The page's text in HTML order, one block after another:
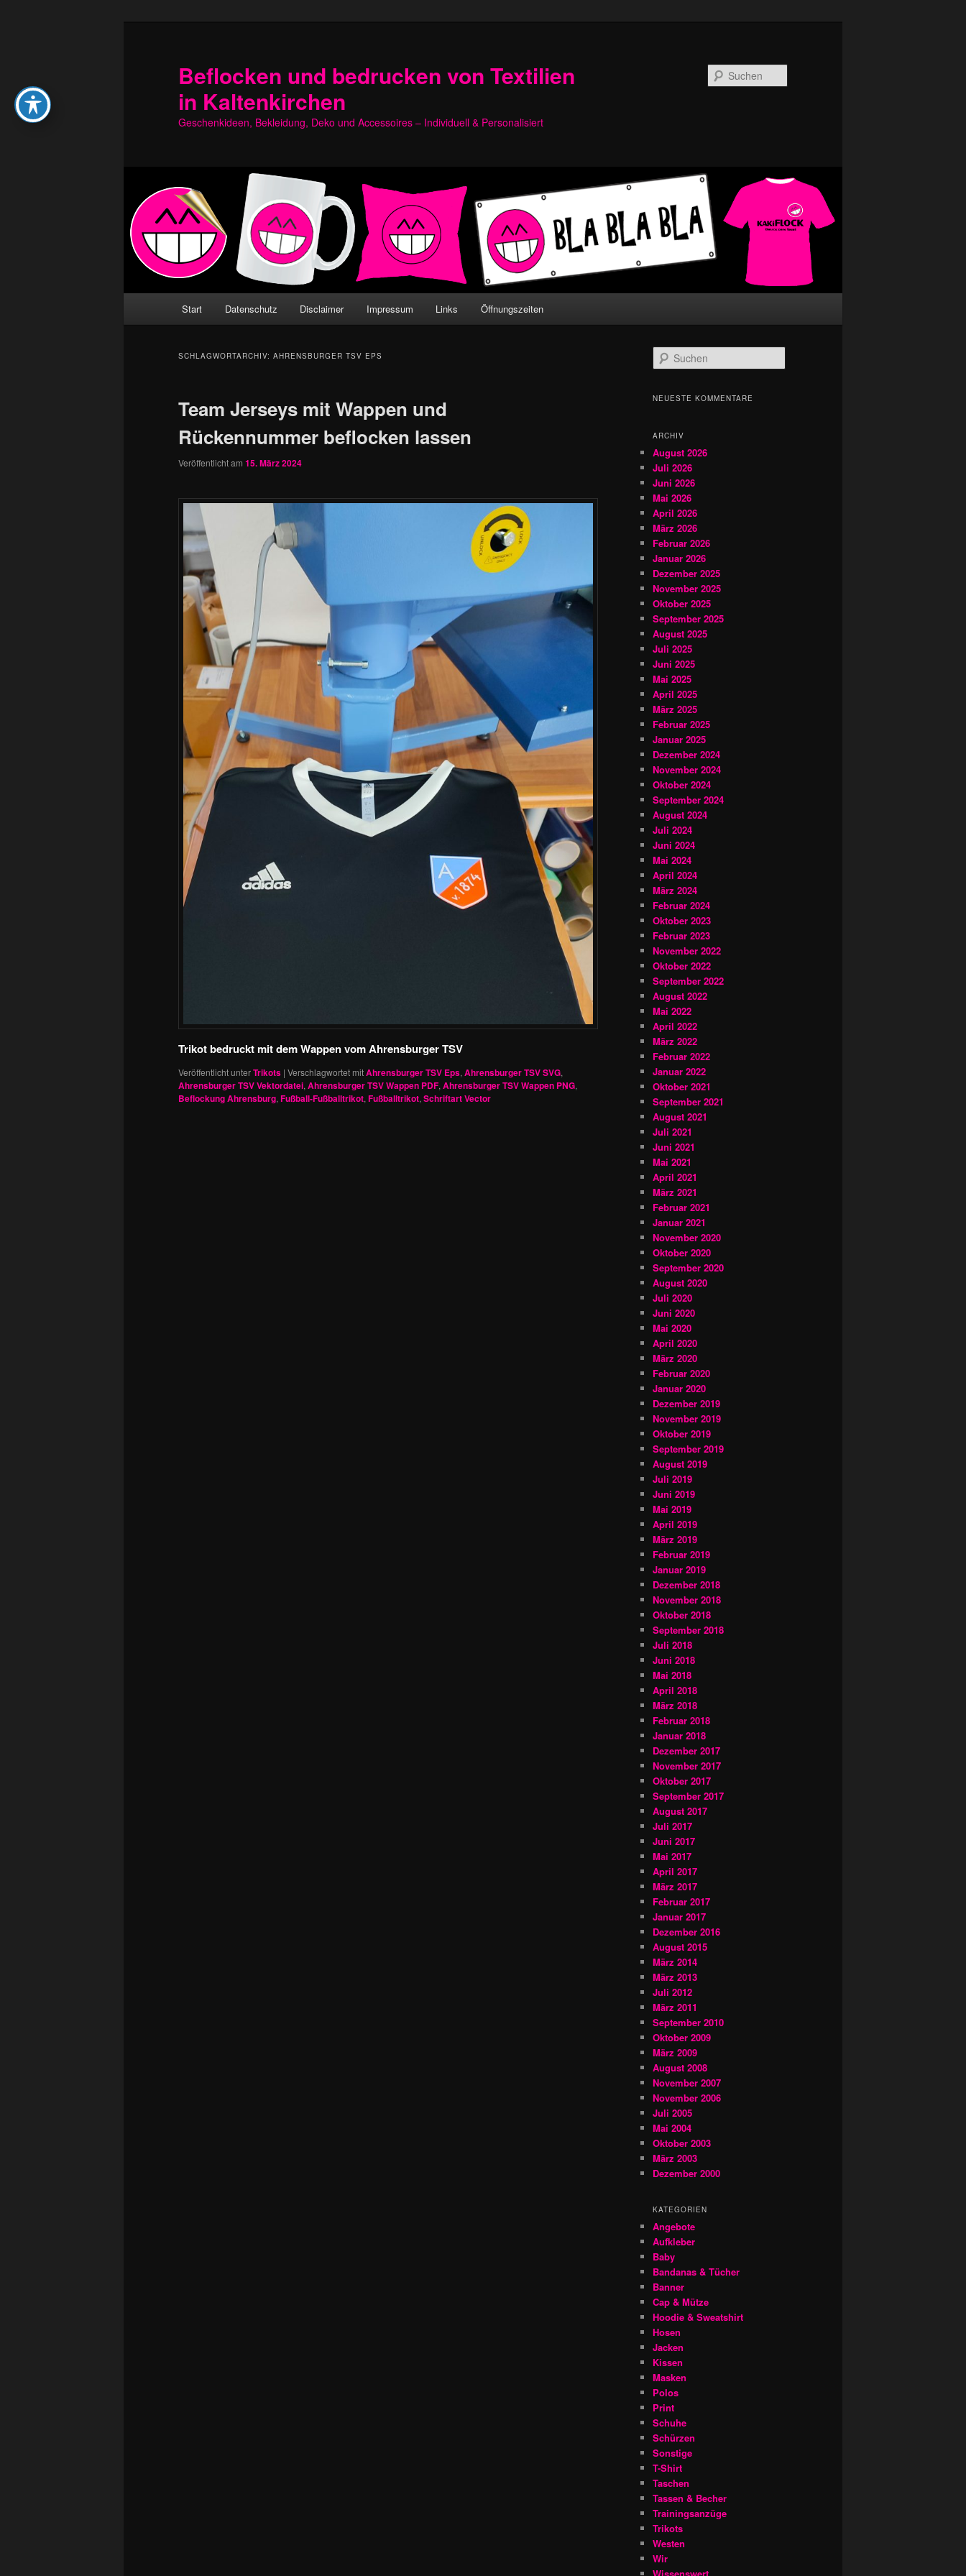
Beflocken und bedrucken von Textilien
in Kaltenkirchen
Geschenkideen, Bekleidung, Deko und Accessoires – Individuell & Personalisiert
Start Datenschutz Disclaimer Impressum Links Öffnungszeiten
SCHLAGWORTARCHIV: AHRENSBURGER TSV EPS
Team Jerseys mit Wappen und
Rückennummer beflocken lassen
Veröffentlicht am 15. März 2024
Trikot bedruckt mit dem Wappen vom Ahrensburger TSV
Veröffentlicht unterTrikots | Verschlagwortet mitAhrensburger TSV Eps, Ahrensburger TSV SVG,
Ahrensburger TSV Vektordatei, Ahrensburger TSV Wappen PDF, Ahrensburger TSV Wappen PNG,
Beflockung Ahrensburg, Fußball-Fußballtrikot, Fußballtrikot, Schriftart Vector
u
h
NEUESTE KOMMENTARE
ARCHIV
August 2026
Juli 2026
Juni 2026
Mai 2026
April 2026
März 2026
Februar 2026
Januar 2026
Dezember 2025
November 2025
Oktober 2025
September 2025
August 2025
Juli 2025
Juni 2025
Mai 2025
April 2025
März 2025
Februar 2025
Januar 2025
Dezember 2024
November 2024
Oktober 2024
September 2024
August 2024
Juli 2024
Juni 2024
Mai 2024
April 2024
März 2024
Februar 2024
Oktober 2023
Februar 2023
November 2022
Oktober 2022
September 2022
August 2022
Mai 2022
April 2022
März 2022
Februar 2022
Januar 2022
Oktober 2021
September 2021
August 2021
Juli 2021
Juni 2021
Mai 2021
April 2021
März 2021
Februar 2021
Januar 2021
November 2020
Oktober 2020
September 2020
August 2020
Juli 2020
Juni 2020
Mai 2020
April 2020
März 2020
Februar 2020
Januar 2020
Dezember 2019
November 2019
Oktober 2019
September 2019
August 2019
Juli 2019
Juni 2019
Mai 2019
April 2019
März 2019
Februar 2019
Januar 2019
Dezember 2018
November 2018
Oktober 2018
September 2018
Juli 2018
Juni 2018
Mai 2018
April 2018
März 2018
Februar 2018
Januar 2018
Dezember 2017
November 2017
Oktober 2017
September 2017
August 2017
Juli 2017
Juni 2017
Mai 2017
April 2017
März 2017
Februar 2017
Januar 2017
Dezember 2016
August 2015
März 2014
März 2013
Juli 2012
März 2011
September 2010
Oktober 2009
März 2009
August 2008
November 2007
November 2006
Juli 2005
Mai 2004
Oktober 2003
März 2003
Dezember 2000
KATEGORIEN
Angebote
Aufkleber
Baby
Bandanas & Tücher
Banner
Cap & Mütze
Hoodie & Sweatshirt
Hosen
Jacken
Kissen
Masken
Polos
Print
Schuhe
Schürzen
Sonstige
T-Shirt
Taschen
Tassen & Becher
Trainingsanzüge
Trikots
Westen
Wir
Wissenswert